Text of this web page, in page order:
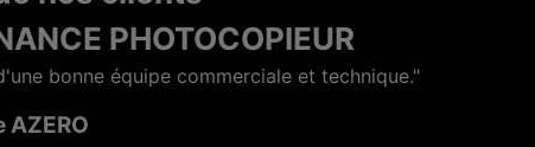
PHOTOCOPIEUR
à Volumaprint, tout s'est toujours bien passé, réactivité